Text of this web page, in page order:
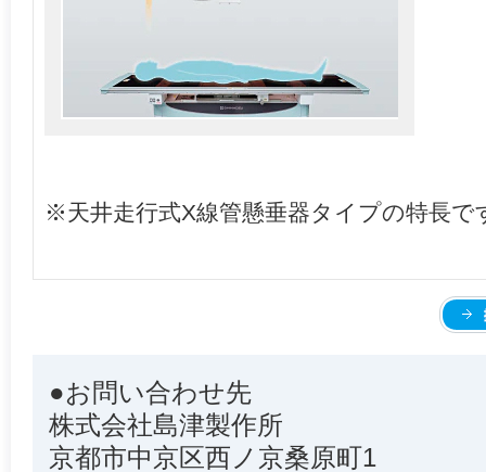
※天井走行式X線管懸垂器タイプの特長で
●お問い合わせ先
株式会社島津製作所
京都市中京区西ノ京桑原町1